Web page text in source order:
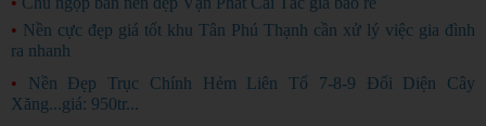
• Nền cực đẹp giá tốt khu Tân Phú Thạnh cần xử lý việc gia đình
ra nhanh
• Nền Đẹp Trục Chính Hẻm Liên Tổ 7-8-9 Đối Diện Cây
Xăng...giá: 950tr...